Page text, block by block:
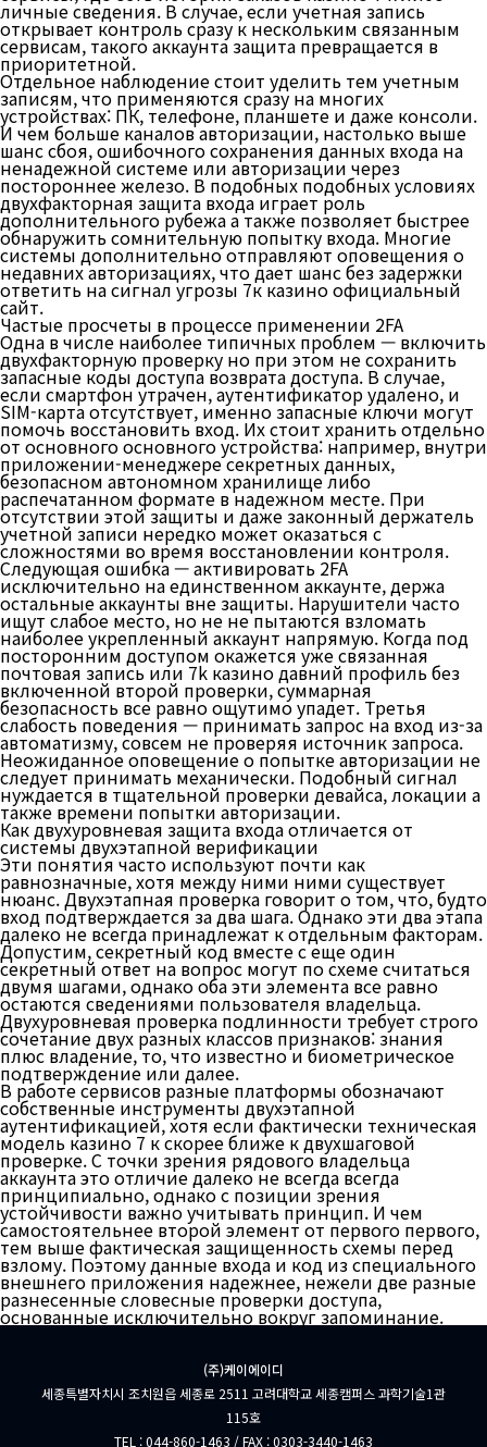
личные сведения. В случае, если учетная запись
открывает контроль сразу к нескольким связанным
сервисам, такого аккаунта защита превращается в
приоритетной.
Отдельное наблюдение стоит уделить тем учетным
записям, что применяются сразу на многих
устройствах: ПК, телефоне, планшете и даже консоли.
И чем больше каналов авторизации, настолько выше
шанс сбоя, ошибочного сохранения данных входа на
ненадежной системе или авторизации через
постороннее железо. В подобных подобных условиях
двухфакторная защита входа играет роль
дополнительного рубежа а также позволяет быстрее
обнаружить сомнительную попытку входа. Многие
системы дополнительно отправляют оповещения о
недавних авторизациях, что дает шанс без задержки
ответить на сигнал угрозы 7к казино официальный
сайт.
Частые просчеты в процессе применении 2FA
Одна в числе наиболее типичных проблем — включить
двухфакторную проверку но при этом не сохранить
запасные коды доступа возврата доступа. В случае,
если смартфон утрачен, аутентификатор удалено, и
SIM-карта отсутствует, именно запасные ключи могут
помочь восстановить вход. Их стоит хранить отдельно
от основного основного устройства: например, внутри
приложении-менеджере секретных данных,
безопасном автономном хранилище либо
распечатанном формате в надежном месте. При
отсутствии этой защиты и даже законный держатель
учетной записи нередко может оказаться с
сложностями во время восстановлении контроля.
Следующая ошибка — активировать 2FA
исключительно на единственном аккаунте, держа
остальные аккаунты вне защиты. Нарушители часто
ищут слабое место, но не не пытаются взломать
наиболее укрепленный аккаунт напрямую. Когда под
посторонним доступом окажется уже связанная
почтовая запись или 7k казино давний профиль без
включенной второй проверки, суммарная
безопасность все равно ощутимо упадет. Третья
слабость поведения — принимать запрос на вход из-за
автоматизму, совсем не проверяя источник запроса.
Неожиданное оповещение о попытке авторизации не
следует принимать механически. Подобный сигнал
нуждается в тщательной проверки девайса, локации а
также времени попытки авторизации.
Как двухуровневая защита входа отличается от
системы двухэтапной верификации
Эти понятия часто используют почти как
равнозначные, хотя между ними ними существует
нюанс. Двухэтапная проверка говорит о том, что, будто
вход подтверждается за два шага. Однако эти два этапа
далеко не всегда принадлежат к отдельным факторам.
Допустим, секретный код вместе с еще один
секретный ответ на вопрос могут по схеме считаться
двумя шагами, однако оба эти элемента все равно
остаются сведениями пользователя владельца.
Двухуровневая проверка подлинности требует строго
сочетание двух разных классов признаков: знания
плюс владение, то, что известно и биометрическое
подтверждение или далее.
В работе сервисов разные платформы обозначают
собственные инструменты двухэтапной
аутентификацией, хотя если фактически техническая
модель казино 7 к скорее ближе к двухшаговой
проверке. С точки зрения рядового владельца
аккаунта это отличие далеко не всегда всегда
принципиально, однако с позиции зрения
устойчивости важно учитывать принцип. И чем
самостоятельнее второй элемент от первого первого,
тем выше фактическая защищенность схемы перед
взлому. Поэтому данные входа и код из специального
внешнего приложения надежнее, нежели две разные
разнесенные словесные проверки доступа,
основанные исключительно вокруг запоминание.
(주)케이에이디
세종특별자치시 조치원읍 세종로 2511 고려대학교 세종캠퍼스 과학기술1관
115호
TEL : 044-860-1463 / FAX : 0303-3440-1463